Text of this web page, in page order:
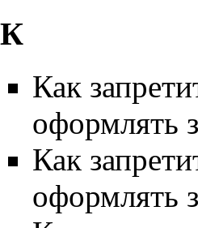
К
Как
оформлять
Как
оформлять